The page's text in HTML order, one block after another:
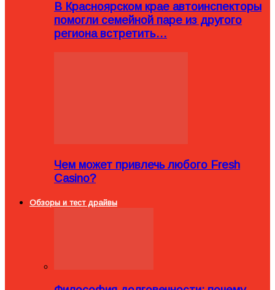
В Красноярском крае автоинспекторы
помогли семейной паре из другого
региона встретить…
Чем может привлечь любого Fresh
Casino?
Обзоры и тест драйвы